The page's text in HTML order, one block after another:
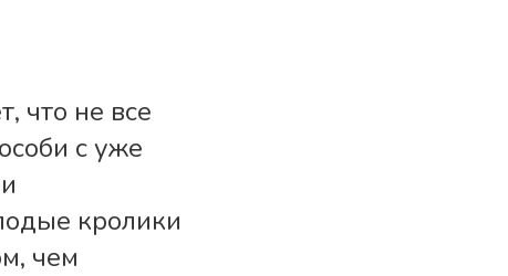
что не все
с уже
кролики
чем